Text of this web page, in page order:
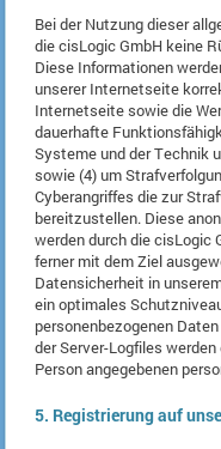
Bei der Nutzung dieser
die cisLogic GmbH keine
Diese Informationen
unserer Internetseite
Internetseite sowie die
dauerhafte
Systeme und der Technik
sowie (4) um
Cyberangriffes die zur
bereitzustellen. Diese
werden durch die
ferner mit dem Ziel
Datensicherheit in
ein optimales
personenbezogenen
der Server-Logfiles
Person angegebenen
5. Registrierung auf